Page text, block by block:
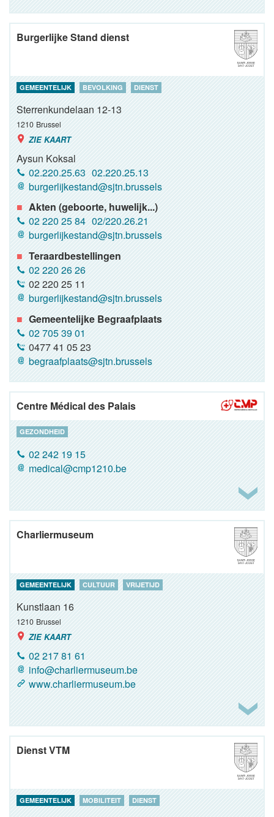
Burgerlijke Stand dienst
GEMEENTELIJK BEVOLKING DIENST
Sterrenkundelaan 12-13
1210 Brussel
ZIE KAART
Aysun Koksal
02.220.25.63 02.220.25.13
burgerlijkestand@sjtn.brussels
Akten (geboorte, huwelijk...)
02 220 25 84 02/220.26.21
burgerlijkestand@sjtn.brussels
Teraardbestellingen
02 220 26 26
02 220 25 11
burgerlijkestand@sjtn.brussels
Gemeentelijke Begraafplaats
02 705 39 01
0477 41 05 23
begraafplaats@sjtn.brussels
Centre Médical des Palais
GEZONDHEID
02 242 19 15
medical@cmp1210.be
Charliermuseum
GEMEENTELIJK CULTUUR VRIJETIJD
Kunstlaan 16
1210 Brussel
ZIE KAART
02 217 81 61
info@charliermuseum.be
www.charliermuseum.be
Dienst VTM
GEMEENTELIJK MOBILITEIT DIENST